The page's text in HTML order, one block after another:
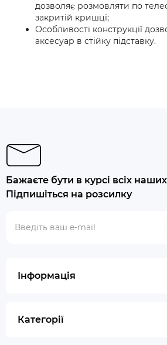
дозволяє розмовляти по
закритій кришці;
Особливості конструкції
аксесуар в стійку підставку.
Бажаєте бути в курсі всіх
Підпишіться на розсилку
Інформація
Категорії